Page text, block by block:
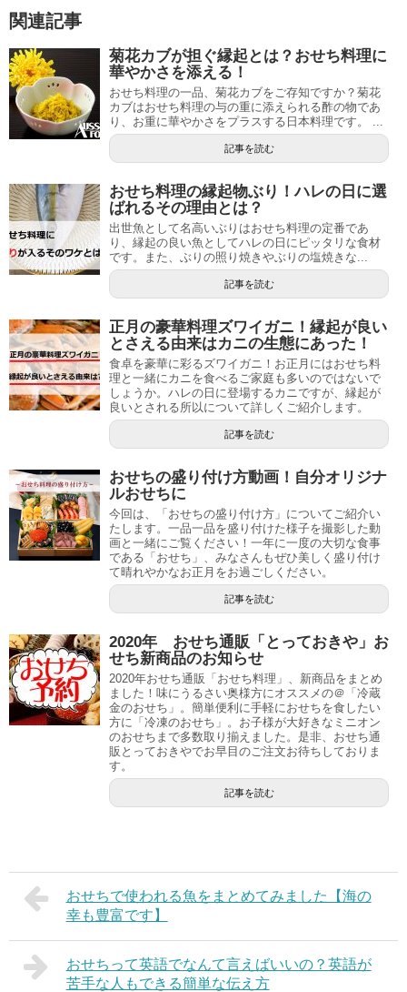
関連記事
菊花カブが担ぐ縁起とは？おせち料理に
華やかさを添える！
おせち料理の一品、菊花カブをご存知ですか？菊花
カブはおせち料理の与の重に添えられる酢の物であ
り、お重に華やかさをプラスする日本料理です。 ...
記事を読む
おせち料理の縁起物ぶり！ハレの日に選
ばれるその理由とは？
出世魚として名高いぶりはおせち料理の定番であ
り、縁起の良い魚としてハレの日にピッタリな食材
です。また、ぶりの照り焼きやぶりの塩焼きな...
記事を読む
正月の豪華料理ズワイガニ！縁起が良い
とさえる由来はカニの生態にあった！
食卓を豪華に彩るズワイガニ！お正月にはおせち料
理と一緒にカニを食べるご家庭も多いのではないで
しょうか。ハレの日に登場するカニですが、縁起が
良いとされる所以について詳しくご紹介します。
記事を読む
おせちの盛り付け方動画！自分オリジナ
ルおせちに
今回は、「おせちの盛り付け方」についてご紹介い
たします。一品一品を盛り付けた様子を撮影した動
画と一緒にご覧ください！一年に一度の大切な食事
である「おせち」、みなさんもぜひ美しく盛り付け
て晴れやかなお正月をお過ごしください。
記事を読む
2020年 おせち通販「とっておきや」お
せち新商品のお知らせ
2020年おせち通販「おせち料理」、新商品をまとめ
ました！味にうるさい奥様方にオススメの＠「冷蔵
金のおせち」。簡単便利に手軽におせちを食したい
方に「冷凍のおせち」。お子様が大好きなミニオン
のおせちまで多数取り揃えました。是非、おせち通
販とっておきやでお早目のご注文お待ちしておりま
す。
記事を読む
おせちで使われる魚をまとめてみました【海の
幸も豊富です】
おせちって英語でなんて言えばいいの？英語が
苦手な人もできる簡単な伝え方